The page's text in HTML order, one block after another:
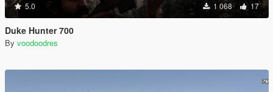
5.0 1 068 17
Duke Hunter 700
By voodoodres